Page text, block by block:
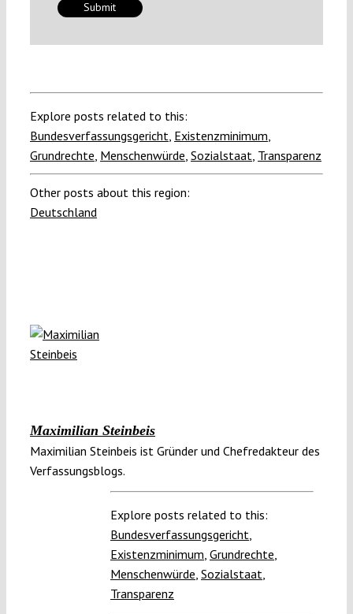
Explore posts related to this:
Bundesverfassungsgericht Existenzminimum
Grundrechte Menschenwürde Sozialstaat Transparenz
Other posts about this region:
Deutschland
Maximilian Steinbeis
Maximilian Steinbeis ist Gründer und Chefredakteur des
Verfassungsblogs.
Explore posts related to this:
Bundesverfassungsgericht
Existenzminimum Grundrechte
Menschenwürde Sozialstaat
Transparenz